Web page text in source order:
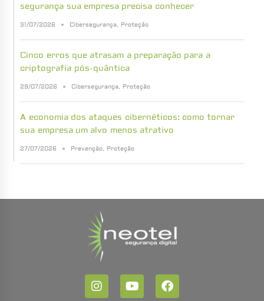
segurança sua empresa precisa conhecer
31/07/2026 Cibersegurança, Proteção
Cinco erros que atrasam a preparação para a
criptografia pós-quântica
29/07/2026 Cibersegurança, Proteção
A economia dos ataques cibernéticos: como tornar
sua empresa um alvo menos atrativo
27/07/2026 Prevenção, Proteção